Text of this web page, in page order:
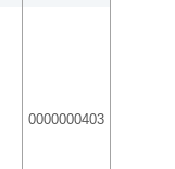
0000000403